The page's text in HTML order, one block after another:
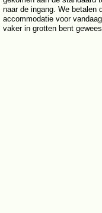
naar de ingang. We betalen
accommodatie voor
vaker in grotten bent